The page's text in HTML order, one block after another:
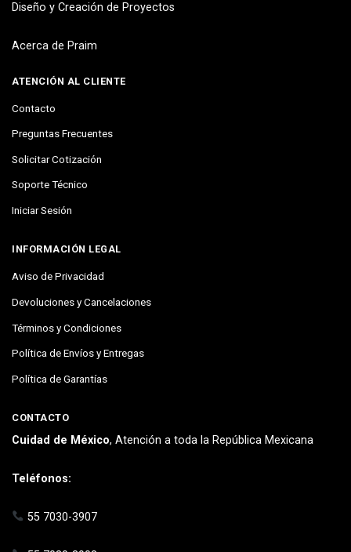
Diseño y Creación de Proyectos
Acerca de Praim
ATENCIÓN AL CLIENTE
Contacto
Preguntas Frecuentes
Solicitar Cotización
Soporte Técnico
Iniciar Sesión
INFORMACIÓN LEGAL
Aviso de Privacidad
Devoluciones y Cancelaciones
Términos y Condiciones
Política de Envíos y Entregas
Política de Garantías
CONTACTO
Cuidad de México, Atención a toda la República Mexicana
Teléfonos:
55 7030-3907